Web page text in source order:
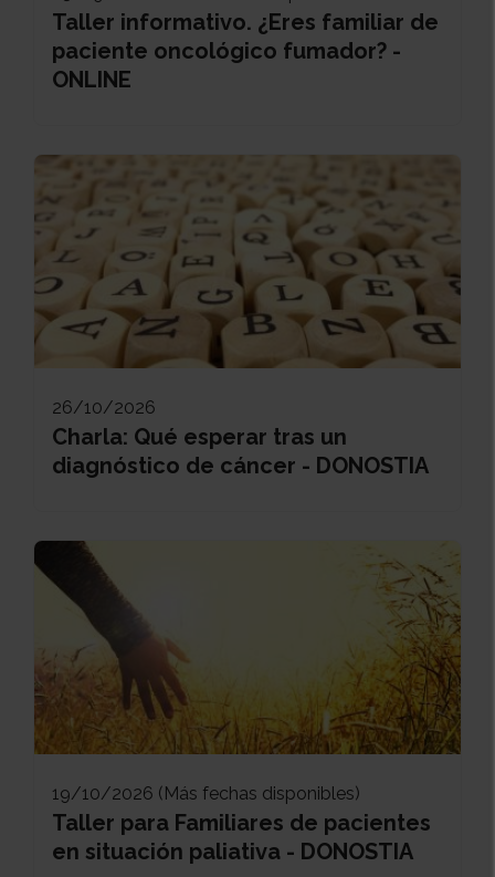
Taller informativo. ¿Eres familiar de
paciente oncológico fumador? -
ONLINE
26/10/2026
Charla: Qué esperar tras un
diagnóstico de cáncer - DONOSTIA
19/10/2026 (Más fechas disponibles)
Taller para Familiares de pacientes
en situación paliativa - DONOSTIA